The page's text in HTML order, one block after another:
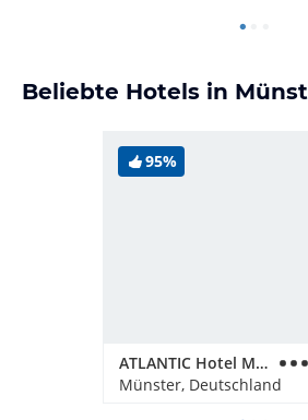
Beliebte Hotels in
95%
ATLANTIC Hotel Münster
Münster, Deutschland